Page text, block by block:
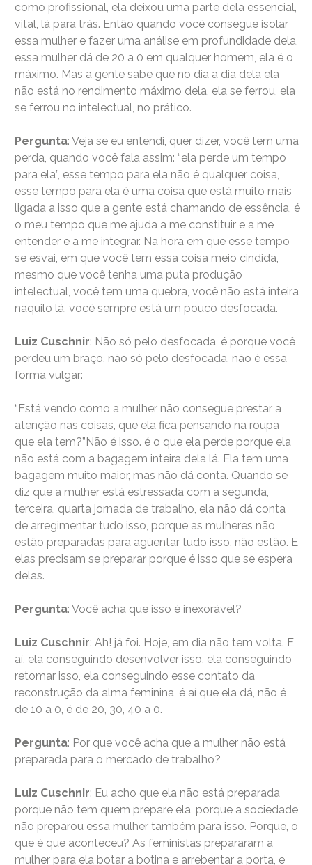
como profissional, ela deixou uma parte dela essencial,
vital, lá para trás. Então quando você consegue isolar
essa mulher e fazer uma análise em profundidade dela,
essa mulher dá de 20 a 0 em qualquer homem, ela é o
máximo. Mas a gente sabe que no dia a dia dela ela
não está no rendimento máximo dela, ela se ferrou, ela
se ferrou no intelectual, no prático.
Pergunta: Veja se eu entendi, quer dizer, você tem uma
perda, quando você fala assim: “ela perde um tempo
para ela”, esse tempo para ela não é qualquer coisa,
esse tempo para ela é uma coisa que está muito mais
ligada a isso que a gente está chamando de essência, é
o meu tempo que me ajuda a me constituir e a me
entender e a me integrar. Na hora em que esse tempo
se esvai, em que você tem essa coisa meio cindida,
mesmo que você tenha uma puta produção
intelectual, você tem uma quebra, você não está inteira
naquilo lá, você sempre está um pouco desfocada.
Luiz Cuschnir: Não só pelo desfocada, é porque você
perdeu um braço, não só pelo desfocada, não é essa
forma vulgar:
“Está vendo como a mulher não consegue prestar a
atenção nas coisas, que ela fica pensando na roupa
que ela tem?”Não é isso. é o que ela perde porque ela
não está com a bagagem inteira dela lá. Ela tem uma
bagagem muito maior, mas não dá conta. Quando se
diz que a mulher está estressada com a segunda,
terceira, quarta jornada de trabalho, ela não dá conta
de arregimentar tudo isso, porque as mulheres não
estão preparadas para agüentar tudo isso, não estão. E
elas precisam se preparar porque é isso que se espera
delas.
Pergunta: Você acha que isso é inexorável?
Luiz Cuschnir: Ah! já foi. Hoje, em dia não tem volta. E
aí, ela conseguindo desenvolver isso, ela conseguindo
retomar isso, ela conseguindo esse contato da
reconstrução da alma feminina, é aí que ela dá, não é
de 10 a 0, é de 20, 30, 40 a 0.
Pergunta: Por que você acha que a mulher não está
preparada para o mercado de trabalho?
Luiz Cuschnir: Eu acho que ela não está preparada
porque não tem quem prepare ela, porque a sociedade
não preparou essa mulher também para isso. Porque, o
que é que aconteceu? As feministas prepararam a
mulher para ela botar a botina e arrebentar a porta, e